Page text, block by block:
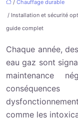
/ Chauffage durable
/ Installation et sécurité
guide complet
Chaque année,
eau gaz sont
maintenance
comme les